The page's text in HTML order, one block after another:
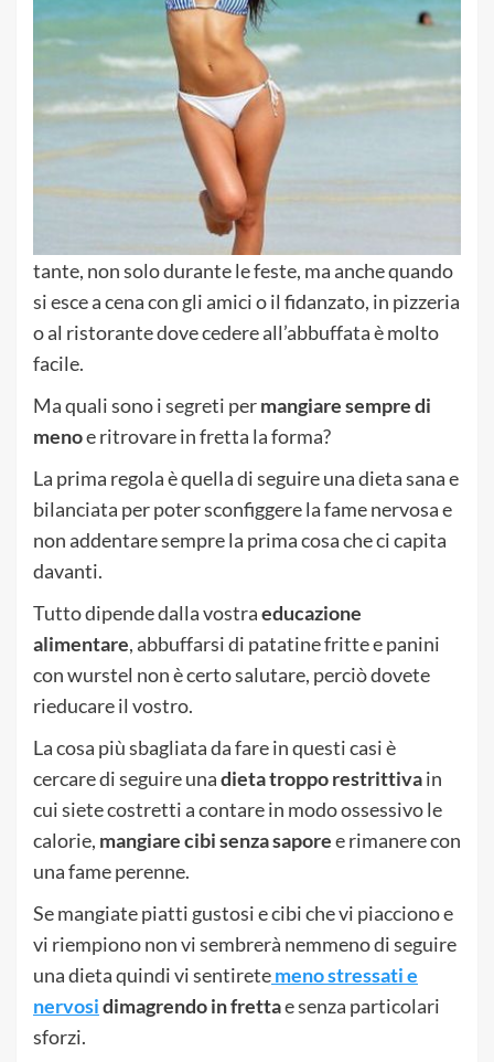
tante, non solo durante le feste, ma anche quando
si esce a cena con gli amici o il fidanzato, in pizzeria
o al ristorante dove cedere all’abbuffata è molto
facile.
Ma quali sono i segreti permangiare sempre di
menoe ritrovare in fretta la forma?
La prima regola è quella di seguire una dieta sana e
bilanciata per poter sconfiggere la fame nervosa e
non addentare sempre la prima cosa che ci capita
davanti.
Tutto dipende dalla vostraeducazione
alimentare, abbuffarsi di patatine fritte e panini
con wurstel non è certo salutare, perciò dovete
rieducare il vostro.
La cosa più sbagliata da fare in questi casi è
cercare di seguire unadieta troppo restrittivain
cui siete costretti a contare in modo ossessivo le
calorie, mangiare cibi senza saporee rimanere con
una fame perenne.
Se mangiate piatti gustosi e cibi che vi piacciono e
vi riempiono non vi sembrerà nemmeno di seguire
una dieta quindi vi sentiretemeno stressati e
nervosidimagrendo in frettae senza particolari
sforzi.